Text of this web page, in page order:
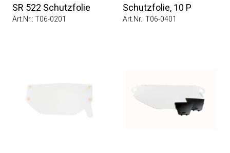
SR 522 Schutzfolie
Art.Nr.: T06-0201
Schutzfolie, 10 P
Art.Nr.: T06-0401